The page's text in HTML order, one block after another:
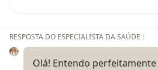
RESPOSTA DO ESPECIALISTA DA SAÚDE :
Olá! Entendo perfeitamente